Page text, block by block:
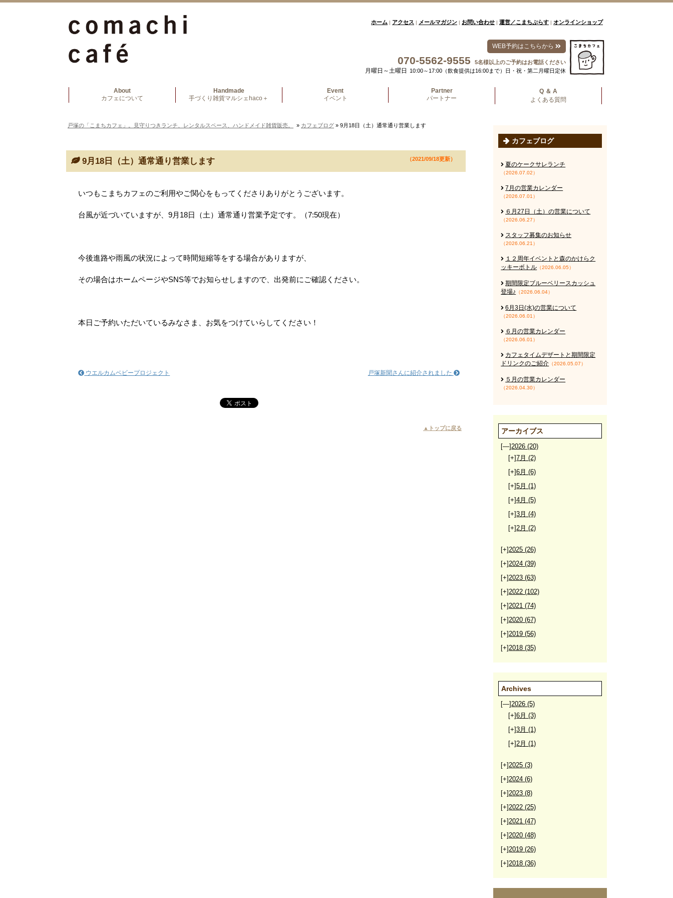
ホーム | アクセス | メールマガジン | お問い合わせ | 運営／こまちぷらす | オンラインショップ
WEB予約はこちらから
070-5562-9555 5名様以上のご予約はお電話ください
月曜日～土曜日 10:00～17:00（飲食提供は16:00まで）日・祝・第二月曜日定休
About
カフェについて
Handmade
手づくり雑貨マルシェhaco＋
Event
イベント
Partner
パートナー
Q ＆ A
よくある質問
戸塚の「こまちカフェ」。見守りつきランチ、レンタルスペース、ハンドメイド雑貨販売。 » カフェブログ » 9月18日（土）通常通り営業します
9月18日（土）通常通り営業します （2021/09/18更新）
いつもこまちカフェのご利用やご関心をもってくださりありがとうございます。
台風が近づいていますが、9月18日（土）通常通り営業予定です。（7:50現在）
今後進路や雨風の状況によって時間短縮等をする場合がありますが、
その場合はホームページやSNS等でお知らせしますので、出発前にご確認ください。
本日ご予約いただいているみなさま、お気をつけていらしてください！
戸塚新聞さんに紹介されました
ウエルカムベビープロジェクト
▲トップに戻る
カフェブログ
夏のケークサレランチ
（2026.07.02）
7月の営業カレンダー
（2026.07.01）
６月27日（土）の営業について
（2026.06.27）
スタッフ募集のお知らせ
（2026.06.21）
１２周年イベントと森のかけらク
ッキーボトル （2026.06.05）
期間限定ブルーベリースカッシュ
登場♪
（2026.06.04）
6月3日(水)の営業について
（2026.06.01）
６月の営業カレンダー
（2026.06.01）
カフェタイムデザートと期間限定
ドリンクのご紹介 （2026.05.07）
５月の営業カレンダー
（2026.04.30）
アーカイブス
[—]2026(20)
[+]7月(2)
[+]6月(6)
[+]5月(1)
[+]4月(5)
[+]3月(4)
[+]2月(2)
[+]2025(26)
[+]2024(39)
[+]2023(63)
[+]2022(102)
[+]2021(74)
[+]2020(67)
[+]2019(56)
[+]2018(35)
Archives
[—]2026(5)
[+]6月(3)
[+]3月(1)
[+]2月(1)
[+]2025(3)
[+]2024(6)
[+]2023(8)
[+]2022(25)
[+]2021(47)
[+]2020(48)
[+]2019(26)
[+]2018(36)